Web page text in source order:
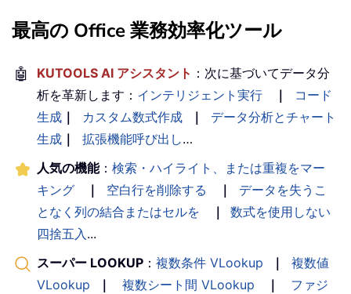
最高の Office 業務効率化ツール
🤖 KUTOOLS AI アシスタント ：次に基づいてデータ分
析を革新します： インテリジェント実行 ｜
コード
生成 ｜ カスタム数式作成 ｜
データ分析とチャート
生成 ｜ 拡張機能呼び出し…
人気の機能： 検索・ハイライト、または重複をマー
キング
｜ 空白行を削除する ｜
データを失うこ
となく列の結合またはセルを
｜
数式を使用しない
四捨五入...
スーパー LOOKUP ： 複数条件 VLookup ｜
複数値
VLookup
｜ 複数シート間 VLookup ｜
ファジ